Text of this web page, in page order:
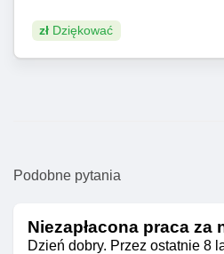
zł Dziękować
Podobne pytania
Niezapłacona praca za
Dzień dobry. Przez ostatnie 8